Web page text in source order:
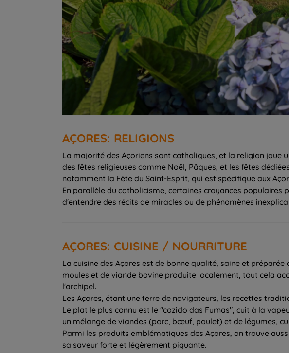
AÇORES: RELIGIONS
La majorité des Açoriens sont catholiques, et la religion joue
des fêtes religieuses comme Noël, Pâques, et les fêtes
notamment la Fête du Saint-Esprit, qui est spécifique aux
En parallèle du catholicisme, certaines croyances populaires
d'entendre des récits de miracles ou de phénomènes
AÇORES: CUISINE / NOURRITURE
La cuisine des Açores est de bonne qualité, saine et
moules et de viande bovine produite localement, tout cela
l'archipel.
Les Açores, étant une terre de navigateurs, les recettes
Le plat le plus connu est le "cozido das Furnas", cuit à la
un mélange de viandes (porc, bœuf, poulet) et de légumes,
Parmi les produits emblématiques des Açores, on trouve
sa saveur forte et légèrement piquante.